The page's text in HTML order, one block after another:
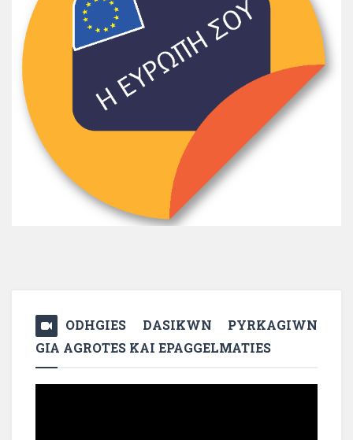
ODHGIES DASIKWN PYRKAGIWN
GIA AGROTES KAI EPAGGELMATIES